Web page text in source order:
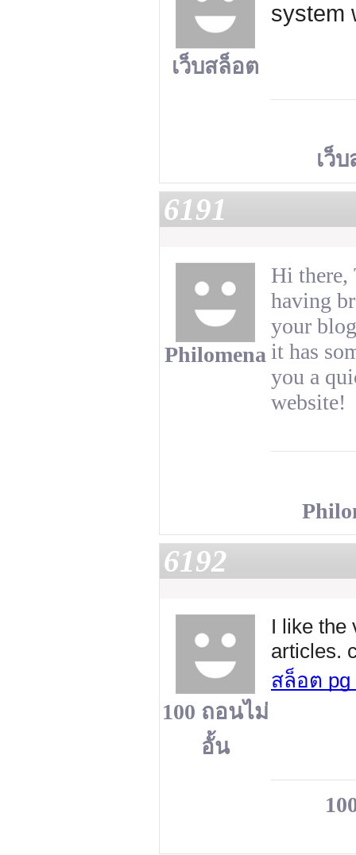
เว็บสล็อต
system
เว็
6191
Philomena
Hi there,
having
your
it has
you a
website!
6192
100 ถอนไม่
อั้น
I like the
articles.
สล็อต